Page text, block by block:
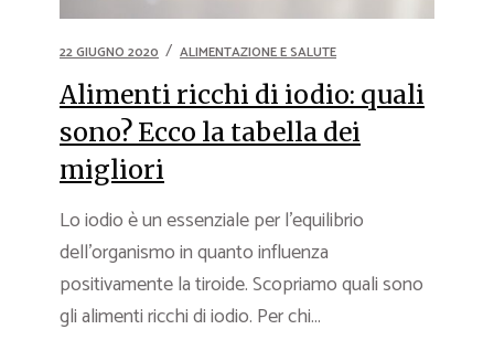
22 GIUGNO 2020 ALIMENTAZIONE E SALUTE
Alimenti ricchi di iodio: quali
sono? Ecco la tabella dei
migliori
Lo iodio è un essenziale per l’equilibrio
dell’organismo in quanto influenza
positivamente la tiroide. Scopriamo quali sono
gli alimenti ricchi di iodio. Per chi...